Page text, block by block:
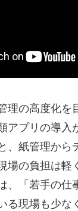
理の高度化を
アプリの導入
、紙管理から
場の負担は軽
、「若手の仕
る現場も少な